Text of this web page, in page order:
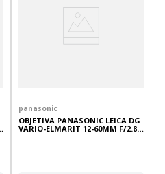
panasonic
OBJETIVA PANASONIC LEICA DG
VARIO-ELMARIT 12-60MM F/2.8-4